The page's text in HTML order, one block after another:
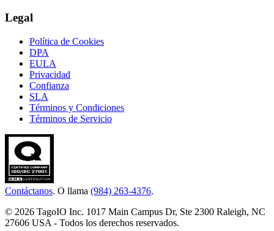
Legal
Política de Cookies
DPA
EULA
Privacidad
Confianza
SLA
Términos y Condiciones
Términos de Servicio
Contáctanos. O llama (984) 263-4376.
© 2026 TagoIO Inc. 1017 Main Campus Dr, Ste 2300 Raleigh, NC
27606 USA - Todos los derechos reservados.